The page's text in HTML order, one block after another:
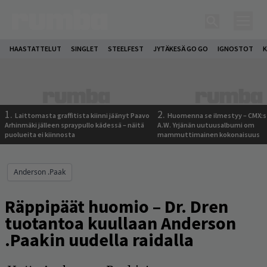
HAASTATTELUT SINGLET STEELFEST JYTÄKESÄ GO GO IGNOSTOT
1. Laittomasta graffitista kiinni jäänyt Paavo
Arhinmäki jälleen spraypullo kädessä – näitä
puolueita ei kiinnosta
2. Huomenna se ilmestyy –
A.W. Yrjänän uutuusalbumi om
mammuttimainen kokonaisuus
Anderson .Paak
Räppipäät huomio – Dr. Dren
tuotantoa kuullaan Anderson
.Paakin uudella raidalla